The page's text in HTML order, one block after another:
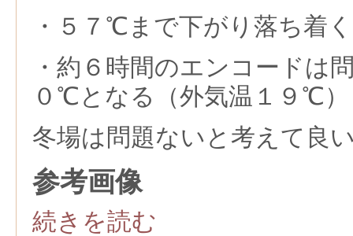
・５７℃まで下がり落ち着く
・約６時間のエンコードは
０℃となる（外気温１９℃）
冬場は問題ないと考えて良
参考画像
続きを読む